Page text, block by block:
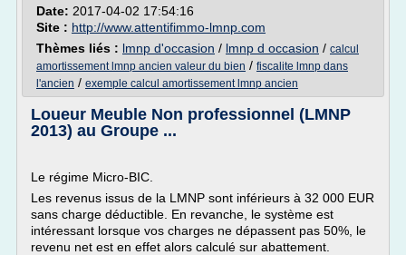
Date: 2017-04-02 17:54:16
Site : http://www.attentifimmo-lmnp.com
Thèmes liés : lmnp d'occasion / lmnp d occasion / calcul
amortissement lmnp ancien valeur du bien / fiscalite lmnp dans
l'ancien / exemple calcul amortissement lmnp ancien
Loueur Meuble Non professionnel (LMNP
2013) au Groupe ...
Le régime Micro-BIC.
Les revenus issus de la LMNP sont inférieurs à 32 000 EUR
sans charge déductible. En revanche, le système est
intéressant lorsque vos charges ne dépassent pas 50%, le
revenu net est en effet alors calculé sur abattement.